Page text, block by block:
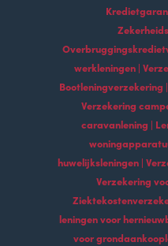
werkleningen |
Bootleningverzekering
Verzekering
caravanlening |
huwelijksleningen |
Verzekering
leningen voor
voor